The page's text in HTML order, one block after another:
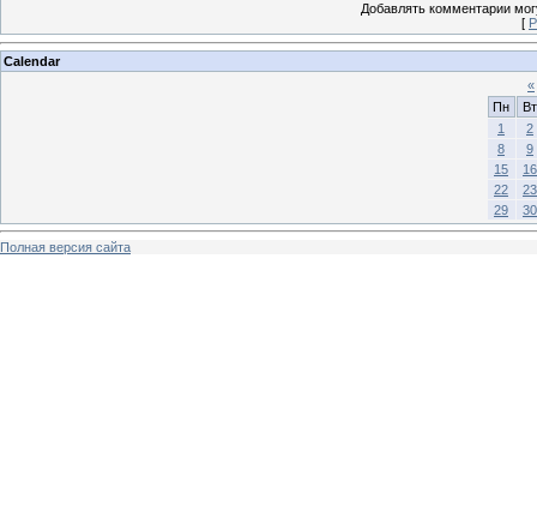
Добавлять комментарии
[
Calendar
«
Пн
Вт
1
2
8
9
15
16
22
23
29
30
Полная версия сайта